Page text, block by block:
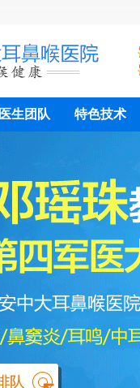
医生团队 特色技术